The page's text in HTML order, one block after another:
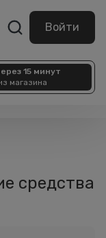
Войти
15 минут
магазина
средства